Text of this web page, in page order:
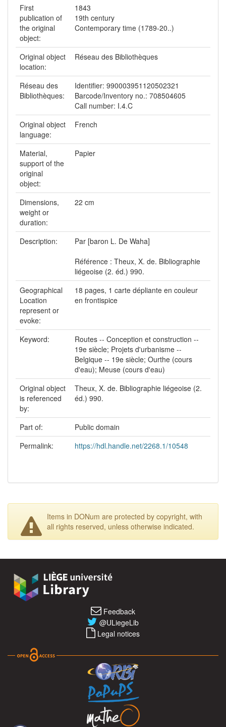
First
publication of
the original
object:
1843
19th century
Contemporary time (1789-20..)
Original object
location:
Réseau des Bibliothèques
Réseau des
Bibliothèques:
Identifier: 990003951120502321
Barcode/Inventory no.: 708504605
Call number: I.4.C
Original object
language:
French
Material,
support of the
original
object:
Papier
Dimensions,
weight or
duration:
22 cm
Description:
Par [baron L. De Waha]
Référence : Theux, X. de. Bibliographie
liégeoise (2. éd.) 990.
Geographical
Location
represent or
evoke:
18 pages, 1 carte dépliante en couleur
en frontispice
Keyword:
Routes -- Conception et construction --
19e siècle; Projets d'urbanisme --
Belgique -- 19e siècle; Ourthe (cours
d'eau); Meuse (cours d'eau)
Original object
is referenced
by:
Theux, X. de. Bibliographie liégeoise (2.
éd.) 990.
Part of:
Public domain
Permalink:
https://hdl.handle.net/2268.1/10548
Items in DONum are protected by copyright, with
all rights reserved, unless otherwise indicated.
Feedback
@ULiegeLib
Legal notices